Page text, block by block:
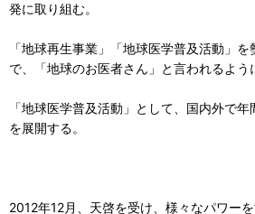
発に取り組む。
「地球再生事業」「地球医学普及活動」
で、「地球のお医者さん」と言われるよう
「地球医学普及活動」として、国内外で
を展開する。
2012年12月、天啓を受け、様々なパワーを